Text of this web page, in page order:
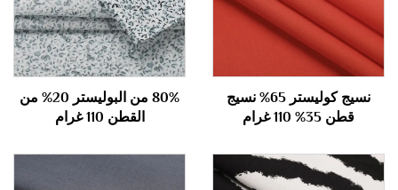
نسيج كوليستر 65% نسيج
قطن 35% 110 غرام
80% من البوليستر 20% من
القطن 110 غرام